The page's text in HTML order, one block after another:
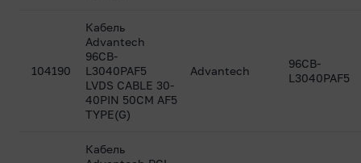
104190
Кабель
Advantech
96CB-
L3040PAF5
LVDS CABLE 30-
40PIN 50CM AF5
TYPE(G)
Advantech
96CB-
L3040PAF5
Кабель